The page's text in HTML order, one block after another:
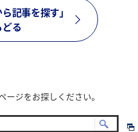
記事を探す」
る
ージをお探しください。